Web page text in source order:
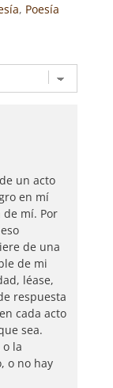
, Poesía
un acto
en mí
de mí. Por
de una
de mi
léase,
respuesta
cada acto
sea.
o la
o no hay